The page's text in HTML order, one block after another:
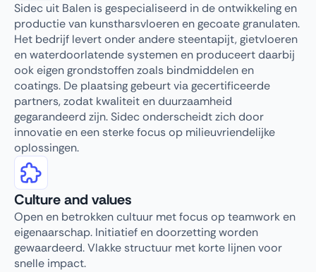
Sidec uit Balen is gespecialiseerd in de ontwikkeling en
productie van kunstharsvloeren en gecoate granulaten.
Het bedrijf levert onder andere steentapijt, gietvloeren
en waterdoorlatende systemen en produceert daarbij
ook eigen grondstoffen zoals bindmiddelen en
coatings. De plaatsing gebeurt via gecertificeerde
partners, zodat kwaliteit en duurzaamheid
gegarandeerd zijn. Sidec onderscheidt zich door
innovatie en een sterke focus op milieuvriendelijke
oplossingen.
Culture and values
Open en betrokken cultuur met focus op teamwork en
eigenaarschap. Initiatief en doorzetting worden
gewaardeerd. Vlakke structuur met korte lijnen voor
snelle impact.